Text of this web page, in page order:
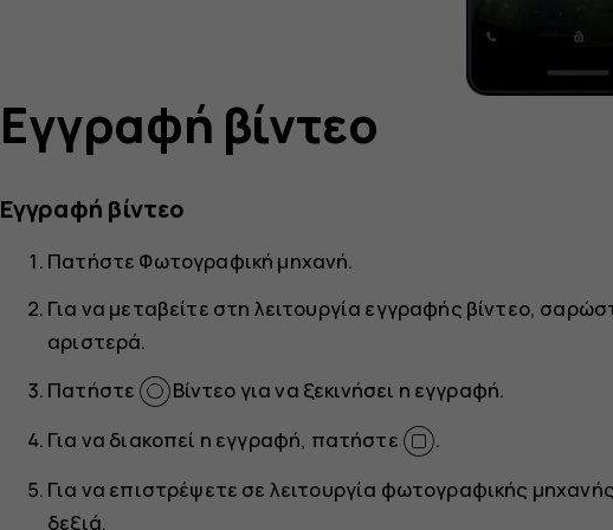
Εγγραφή βίντεο
Εγγραφή βίντεο
Πατήστε Φωτογραφική μηχανή.
Για να μεταβείτε στη λειτουργία εγγραφής βίντεο,
αριστερά.
Πατήστε
Βίντεο για να ξεκινήσει η εγγραφή.
Για να διακοπεί η εγγραφή, πατήστε
.
Για να επιστρέψετε σε λειτουργία φωτογραφικής
δεξιά.